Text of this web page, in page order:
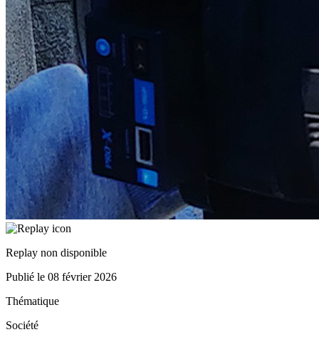
Replay non disponible
Publié le 08 février 2026
Thématique
Société